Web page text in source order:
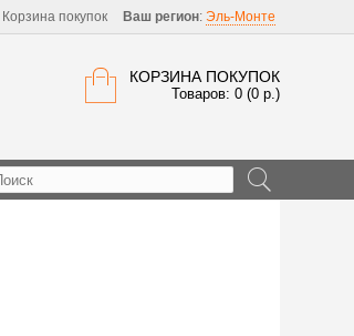
Корзина покупок Ваш регион: Эль-Монте
КОРЗИНА ПОКУПОК
Товаров: 0 (0 р.)